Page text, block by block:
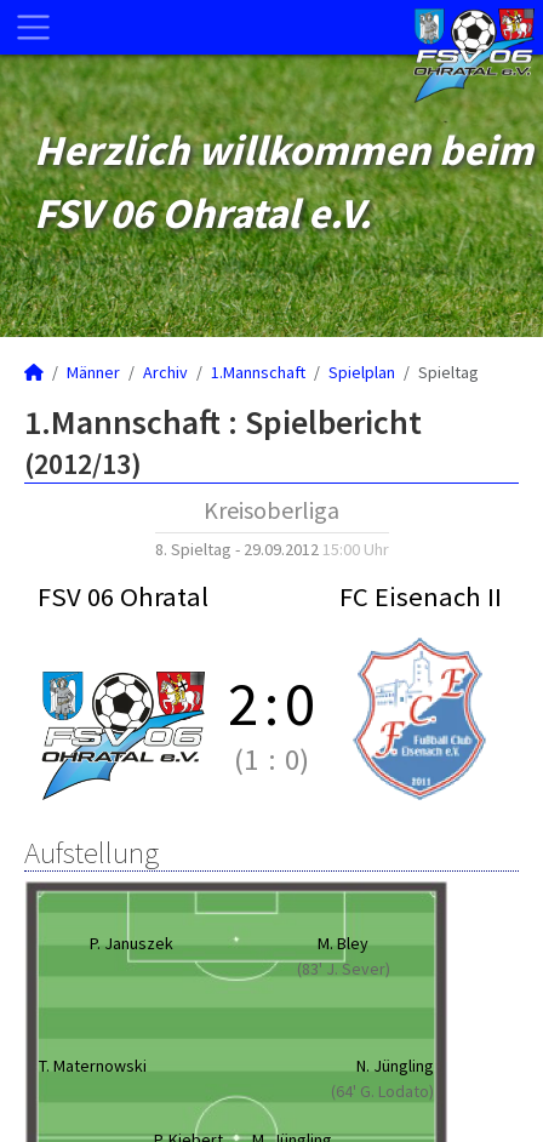
Herzlich willkommen beim
FSV 06 Ohratal e.V.
Männer Archiv 1.Mannschaft Spielplan Spieltag
1.Mannschaft : Spielbericht
(2012/13)
Kreisoberliga
8. Spieltag - 29.09.2012 15:00 Uhr
FSV 06 Ohratal FC Eisenach II
2:0
(1 : 0)
Aufstellung
P. Januszek
M. Bley
(83' J. Sever)
T. Maternowski
N. Jüngling
(64' G. Lodato)